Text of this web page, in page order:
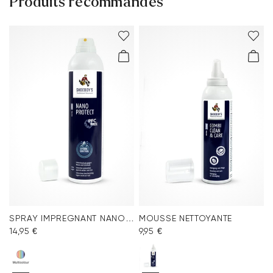
SPRAY IMPREGNANT NANO PROTECT
14,95 €
MOUSSE NETTOYANTE
9,95 €